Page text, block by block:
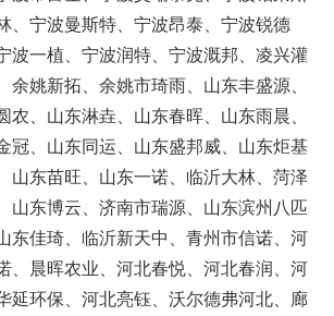
、宁波曼斯特、宁波昂泰、宁波锐德
波一植、宁波润特、宁波溉邦、凌兴灌
余姚新拓、余姚市琦雨、山东丰盛源、
农、山东淋垚、山东春晖、山东雨晨、
冠、山东同运、山东盛邦威、山东炬基
山东苗旺、山东一诺、临沂大林、菏泽
山东博云、济南市瑞源、山东滨州八匹
东佳琦、临沂新天中、青州市信诺、河
、晨晖农业、河北春悦、河北春润、河
延环保、河北亮钰、沃尔德弗河北、廊